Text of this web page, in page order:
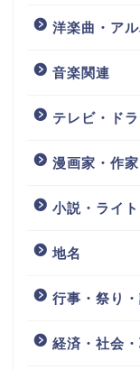
洋楽曲・ア
音楽関連
テレビ・ド
漫画家・作家
小説・ライ
地名
行事・祭り・
経済・社会